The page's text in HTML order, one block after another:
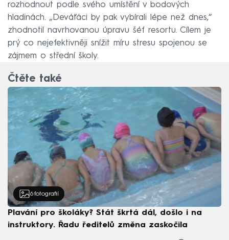
rozhodnout podle svého umístění v bodových
hladinách. „Deváťáci by pak vybírali lépe než dnes,“
zhodnotil navrhovanou úpravu šéf resortu. Cílem je
prý co nejefektivněji snížit míru stresu spojenou se
zájmem o střední školy.
Čtěte také
6 fotografií
Plavání pro školáky? Stát škrtá dál, došlo i na
instruktory. Řadu ředitelů změna zaskočila